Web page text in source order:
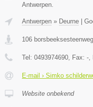
Antwerpen.
Antwerpen » Deurne
106 borsbeeksesteenweg
Tel: 0493974690, Fax: -,
E-mail › Simko
Website onbekend